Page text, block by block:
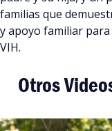
familias que
y apoyo familiar
VIH.
Otros